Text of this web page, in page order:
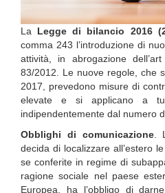
La Legge di bilancio 2016
comma 243 l’introduzione di
attività, in abrogazione
83/2012. Le nuove regole, che
2017, prevedono misure di
elevate e si applicano a
indipendentemente dal numero
Obblighi di comunicazione.
decida di localizzare all’estero
se conferite in regime di
ragione sociale nel paese
Europea, ha l’obbligo di